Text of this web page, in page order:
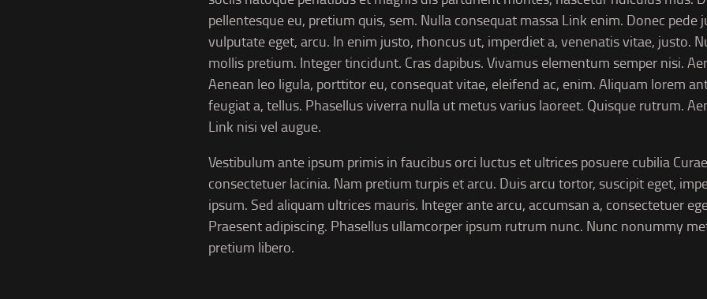
pellentesque eu, pretium quis, sem. Nulla consequat massa Link enim. Donec pede
vulputate eget, arcu. In enim justo, rhoncus ut, imperdiet a, venenatis vitae, justo.
mollis pretium. Integer tincidunt. Cras dapibus. Vivamus elementum semper nisi.
Aenean leo ligula, porttitor eu, consequat vitae, eleifend ac, enim. Aliquam lorem
feugiat a, tellus. Phasellus viverra nulla ut metus varius laoreet. Quisque rutrum.
Link nisi vel augue.
Vestibulum ante ipsum primis in faucibus orci luctus et ultrices posuere cubilia
consectetuer lacinia. Nam pretium turpis et arcu. Duis arcu tortor, suscipit eget,
ipsum. Sed aliquam ultrices mauris. Integer ante arcu, accumsan a, consectetuer
Praesent adipiscing. Phasellus ullamcorper ipsum rutrum nunc. Nunc nonummy
pretium libero.